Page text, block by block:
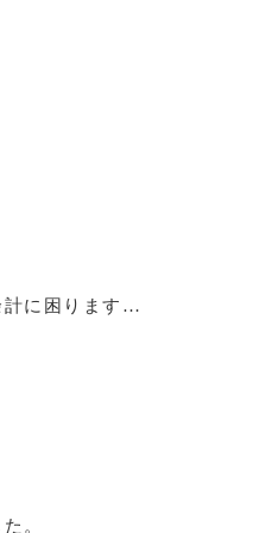
計に困ります…
。